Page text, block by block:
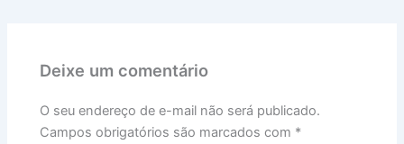
Deixe um comentário
O seu endereço de e-mail não será publicado.
Campos obrigatórios são marcados com *